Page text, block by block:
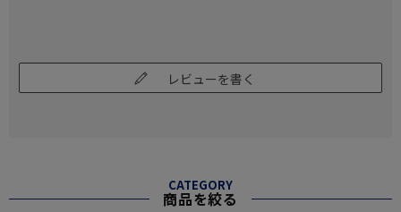
レビューを書く
CATEGORY
商品を絞る